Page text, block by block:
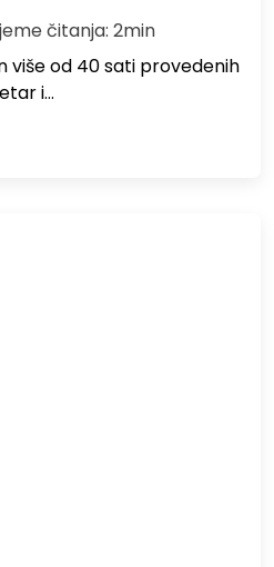
čitanja: 2min
više od 40 sati provedenih
i…